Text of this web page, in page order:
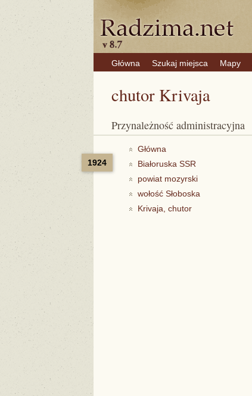
Główna Szukaj miejsca Mapy
chutor Krivaja
Przynależność administracyjna
1924
Główna
Białoruska SSR
powiat mozyrski
wołość Słoboska
Krivaja, chutor